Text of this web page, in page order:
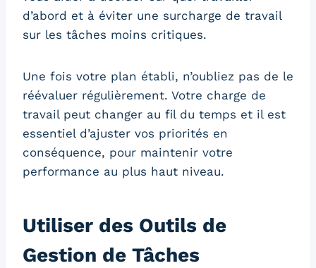
d’abord et à éviter une surcharge de travail
sur les tâches moins critiques.
Une fois votre plan établi, n’oubliez pas de le
réévaluer régulièrement. Votre charge de
travail peut changer au fil du temps et il est
essentiel d’ajuster vos priorités en
conséquence, pour maintenir votre
performance au plus haut niveau.
Utiliser des Outils de
Gestion de Tâches